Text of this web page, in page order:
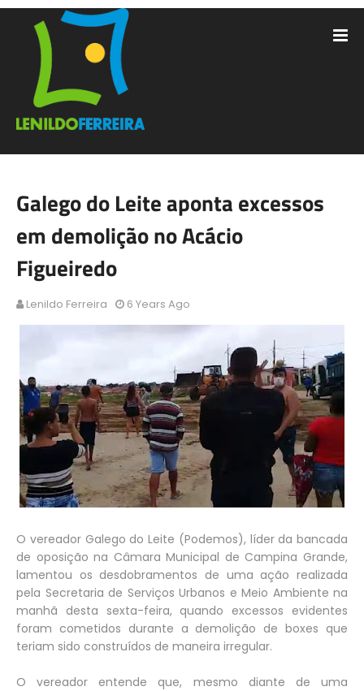
Galego do Leite aponta excessos
em demolição no Acácio
Figueiredo
Lenildo Ferreira 6 Years Ago
O vereador Galego do Leite (Podemos), líder da bancada
de oposição na Câmara Municipal de Campina Grande,
lamentou os desdobramentos de uma ação realizada
pela Secretaria de Serviços Urbanos e Meio Ambiente na
manhã desta sexta-feira, quando excessos evidentes
foram cometidos durante a demolição de boxes que
teriam sido construídos de maneira irregular.
O vereador entende que, mesmo diante de uma